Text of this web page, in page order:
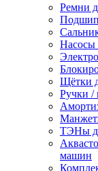
Ремни
Насосы
Щётки
Ручки /
ТЭНы
машин